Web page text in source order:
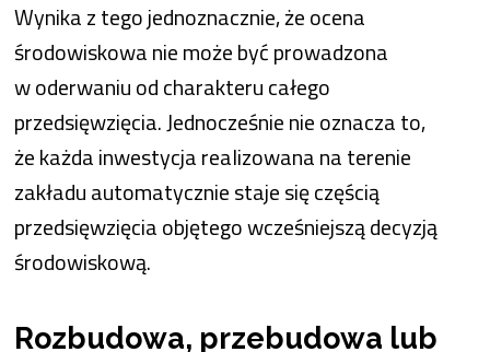
Wynika z tego jednoznacznie, że ocena
środowiskowa nie może być prowadzona
w oderwaniu od charakteru całego
przedsięwzięcia. Jednocześnie nie oznacza to,
że każda inwestycja realizowana na terenie
zakładu automatycznie staje się częścią
przedsięwzięcia objętego wcześniejszą decyzją
środowiskową.
Rozbudowa, przebudowa lub